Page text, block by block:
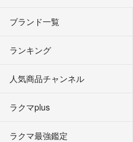
ブランド一覧
ランキング
人気商品チャンネル
ラクマplus
ラクマ最強鑑定